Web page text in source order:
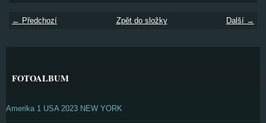
← Předchozí Další →
Zpět do složky
FOTOALBUM
Amerika 1 USA 2023 NEW YORK